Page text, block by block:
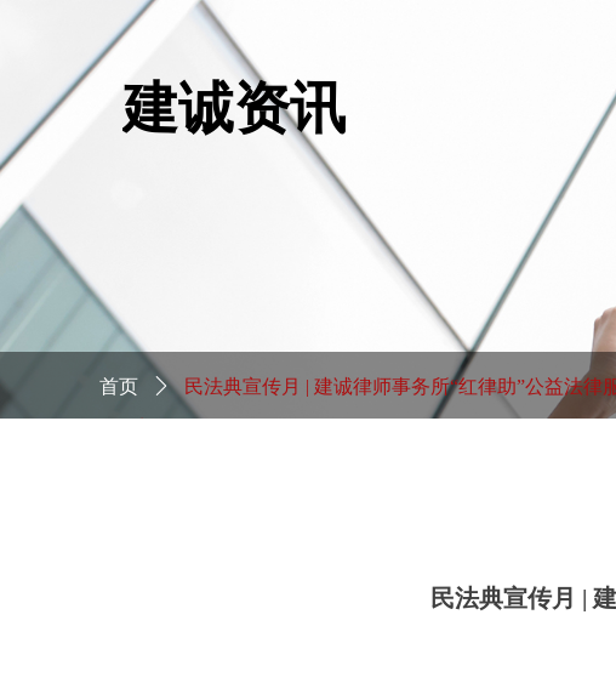
民法典宣传月 |
建诚资讯
首页 ꄲ
民法典宣传月 | 建诚律师事务所“红律助”公益法律